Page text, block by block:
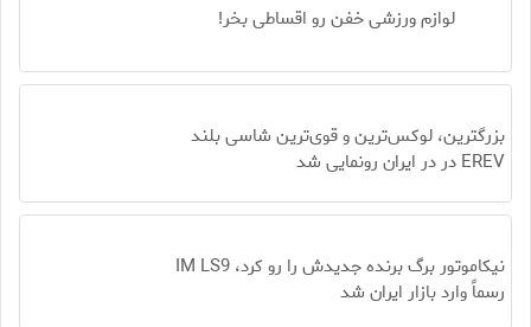
لوازم ورزشی خفن رو اقساطی بخر!
بزرگترین، لوکس‌ترین و قوی‌ترین شاسی بلند
EREV در در ایران رونمایی شد
نیکاموتور برگ برنده جدیدش را رو کرد، IM LS9
رسماً وارد بازار ایران شد